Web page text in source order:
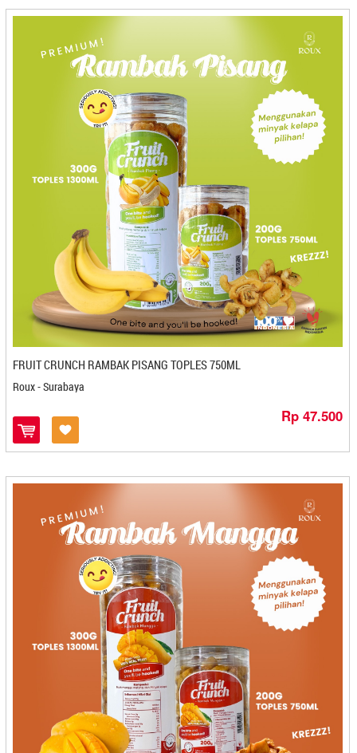
Griya Pecel 276 - Kediri
Gryshufa - Bekasi
Gudeg Bu Lies - Yogyakarta
Gudeg Bu Tjitro - Yogyakarta
Gudeg Manggar Bu Tinur - Yogyakarta
GUDEG YU DJUM - Yogyakarta
Gula Semut Aren Berkah Buluh Awar - Medan
Hafa Esa Bolu Gulung - Medan
Hafara Honey - Cirebon
Halifa Cimilikitiw - Banjarmasin
Halo Oma - Cilegon
Hanana - Cilacap
HD RASA - Cilegon
Healthy Sweet Nukita Food - Bandung
Hellyeah Premium Sambal - Bekasi
Hj Baniyah - Cilegon
Hj. Eha Malingping - Cilegon
Ice Snack - Pekanbaru
Ijaaba - Mojokerto
Ikkmel Tri - Cilacap
Ikm Bilal Ekar Snack - Gorontalo
Ikm Dahlia - Gorontalo
Ikm Jaya - Gorontalo
Iko Nan Lomak - Payakumbuh
Ilham Jaya - Kediri
Ima's Cake & Bakery - Cirebon
Immanuel - Makasar
Indolia - Cilacap
Indra Multi Produk - Cirebon
Intip - Medan
Istana Briliant - Semarang
Istana Oleh Oleh Brillian - Semarang
Isty Food (AIIS) - Banjarbaru
FRUIT CRUNCH RAMBAK PISANG TOPLES 750ML
Roux - Surabaya
Rp 47.500